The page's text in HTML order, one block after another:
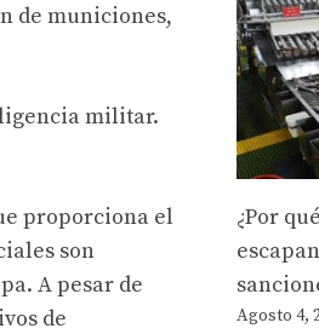
de municiones,
militar.
proporciona el
son
A pesar de
de
¿Por
Agosto 4,